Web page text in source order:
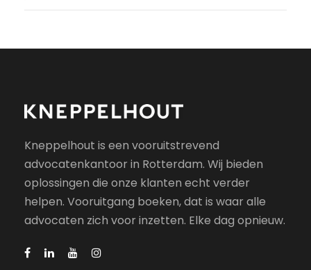
Kneppelhout is een vooruitstrevend
advocatenkantoor in Rotterdam. Wij bieden
oplossingen die onze klanten echt verder
helpen. Vooruitgang boeken, dat is waar alle
advocaten zich voor inzetten. Elke dag opnieuw.